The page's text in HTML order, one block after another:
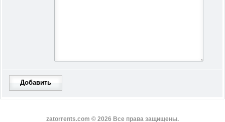
Добавить
zatorrents.com © 2026 Все права защищены.